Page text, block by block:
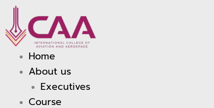
Skip
content
Home
About us
Executives
Course